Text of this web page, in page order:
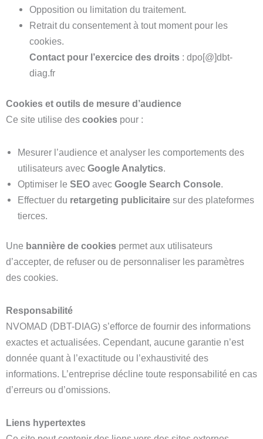
Opposition ou limitation du traitement.
Retrait du consentement à tout moment pour les
cookies.
Contact pour l’exercice des droits : dpo[@]dbt-
diag.fr
Cookies et outils de mesure d’audience
Ce site utilise des cookies pour :
Mesurer l’audience et analyser les comportements des
utilisateurs avec Google Analytics
Optimiser le SEO avec Google Search Console
Effectuer du retargeting publicitaire sur des plateformes
tierces.
Une bannière de cookies permet aux utilisateurs
d’accepter, de refuser ou de personnaliser les paramètres
des cookies.
Responsabilité
NVOMAD (DBT-DIAG) s’efforce de fournir des informations
exactes et actualisées. Cependant, aucune garantie n’est
donnée quant à l’exactitude ou l’exhaustivité des
informations. L’entreprise décline toute responsabilité en cas
d’erreurs ou d’omissions.
Liens hypertextes